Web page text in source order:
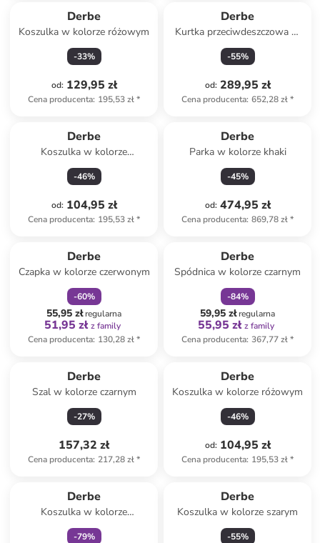
Derbe
Koszulka w kolorze różowym
-33%
od: 129,95 zł
Cena producenta: 195,53 zł*
Derbe
Kurtka przeciwdeszczowa w
kolorze czarnym
-55%
od: 289,95 zł
Cena producenta: 652,28 zł*
Derbe
Koszulka w kolorze
granatowym
-46%
od: 104,95 zł
Cena producenta: 195,53 zł*
Derbe
Parka w kolorze khaki
-45%
od: 474,95 zł
Cena producenta: 869,78 zł*
Derbe
Czapka w kolorze czerwonym
-60%
55,95 złregularna
51,95 zł z family
Cena producenta: 130,28 zł*
Derbe
Spódnica w kolorze czarnym
-84%
59,95 złregularna
55,95 zł z family
Cena producenta: 367,77 zł*
Derbe
Szal w kolorze czarnym
-27%
157,32 zł
Cena producenta: 217,28 zł*
Derbe
Koszulka w kolorze różowym
-46%
od: 104,95 zł
Cena producenta: 195,53 zł*
Derbe
Koszulka w kolorze
jasnoróżowo-czerwonym
-79%
Derbe
Koszulka w kolorze szarym
-55%